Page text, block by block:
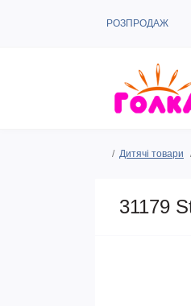
РОЗПРОДАЖ
Дитячі товари
31179